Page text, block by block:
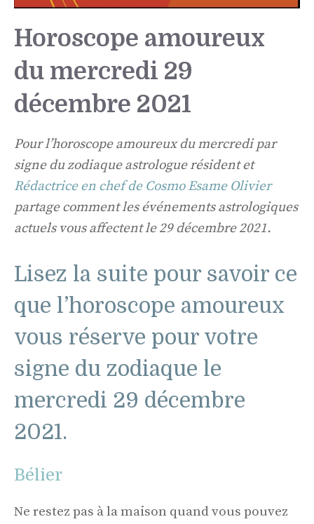
Horoscope amoureux
du mercredi 29
décembre 2021
Pour l’horoscope amoureux du mercredi par
signe du zodiaque astrologue résident et
Rédactrice en chef de Cosmo Esame Olivier
partage comment les événements astrologiques
actuels vous affectent le 29 décembre 2021.
Lisez la suite pour savoir ce
que l’horoscope amoureux
vous réserve pour votre
signe du zodiaque le
mercredi 29 décembre
2021.
Bélier
Ne restez pas à la maison quand vous pouvez